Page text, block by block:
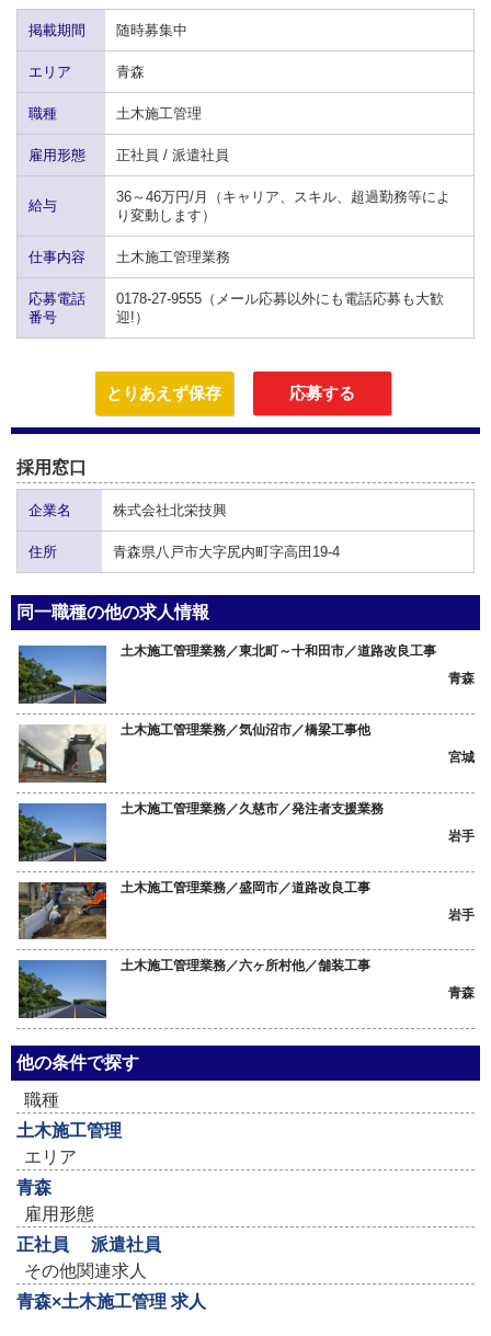
掲載期間 随時募集中
エリア 青森
職種 土木施工管理
雇用形態 正社員 / 派遣社員
給与
36～46万円/月（キャリア、スキル、超過勤務等によ
り変動します）
仕事内容 土木施工管理業務
応募電話
番号
0178-27-9555（メール応募以外にも電話応募も大歓
迎!）
とりあえず保存 応募する
採用窓口
企業名 株式会社北栄技興
住所 青森県八戸市大字尻内町字高田19-4
同一職種の他の求人情報
土木施工管理業務／東北町～十和田市／道路改良工事
青森
土木施工管理業務／気仙沼市／橋梁工事他
宮城
土木施工管理業務／久慈市／発注者支援業務
岩手
土木施工管理業務／盛岡市／道路改良工事
岩手
土木施工管理業務／六ヶ所村他／舗装工事
青森
他の条件で探す
職種
土木施工管理
エリア
青森
雇用形態
正社員
派遣社員
その他関連求人
青森×土木施工管理 求人